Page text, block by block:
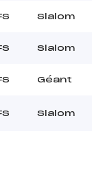
Slalom
Slalom
Géant
Slalom